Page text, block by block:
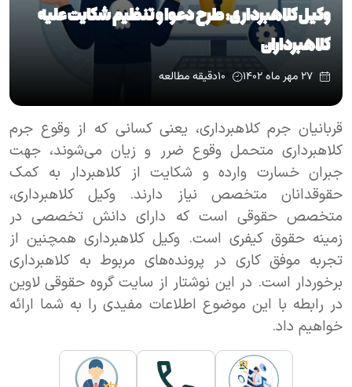
وکیل کلاهبرداری: طرح دعوا و تنظیم شکایت علیه
کلاهبرداران
۲۷ مهر ماه ۱۴۰۲ ۱۰دقیقه مطالعه
قربانیان جرم کلاهبرداری، یعنی کسانی که از وقوع جرم
کلاهبرداری متحمل وقوع ضرر و زیان می‌شوند، جهت
جبران خسارت وارده و شکایت از کلاهبردار به کمک
حقوقدانان متخصص نیاز دارند. وکیل کلاهبرداری،
متخصص حقوقی است که دارای دانش تخصصی در
زمینه حقوق کیفری است. وکیل کلاهبرداری همچنین از
تجربه موفق کاری در پرونده‌های مربوط به کلاهبرداری
برخوردار است. در این نوشتار از سایت گروه حقوقی لاوین
در رابطه با این موضوع اطلاعات مفیدی را به شما ارائه
خواهیم داد.